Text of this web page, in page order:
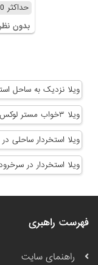
حداکثر 90 شب
بدون نظر
ویلا نزدیک به ساحل
ویلا ۳خواب مستر لوکس در سرخرود
ویلا استخردار ساحلی
ویلا استخردار در سرخرود
فهرست راهبری
راهنمای سایت